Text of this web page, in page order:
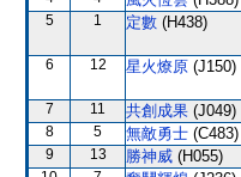
5 1 定數 (H438)
6 12 星火燎原 (J150)
7 11 共創成果 (J049)
8 5 無敵勇士 (C483)
9 13 勝神威 (H055)